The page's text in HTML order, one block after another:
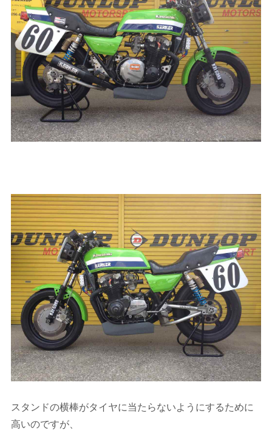
スタンドの横棒がタイヤに当たらないようにするために
高いのですが、